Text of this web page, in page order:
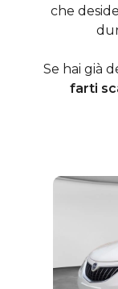
che
Se hai già
farti